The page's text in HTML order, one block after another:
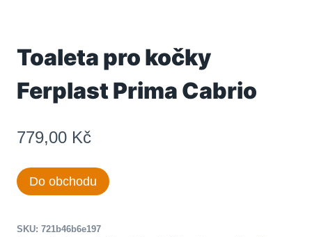
Toaleta pro kočky
Ferplast Prima Cabrio
779,00 Kč
Do obchodu
SKU: 721b46b6e197